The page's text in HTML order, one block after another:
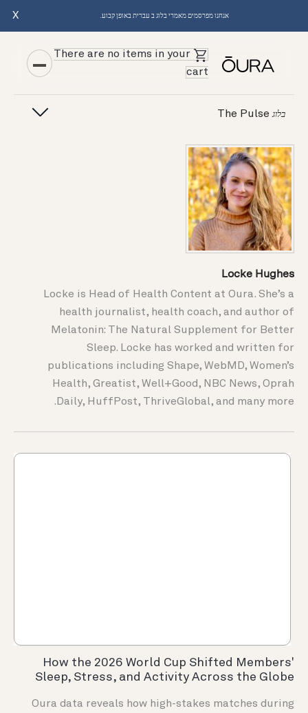
אנחנו מפרסמים מאמרי בלוג ב עברית באופן קבוע. X
There are no items in your
cart
בלוגThe Pulse
Locke Hughes
Locke is Head of Health Content at Oura. She’s a
health journalist, health coach, and author of
Melatonin: The Natural Supplement for Better
Sleep. Locke has worked and written for
publications including Shape, WebMD, Women’s
Health, Greatist, Well+Good, NBC News, Oprah
Daily, HuffPost, ThriveGlobal, and many more.
How the 2026 World Cup Shifted Members'
Sleep, Stress, and Activity Across the Globe
Oura data reveals how high-stakes matches during